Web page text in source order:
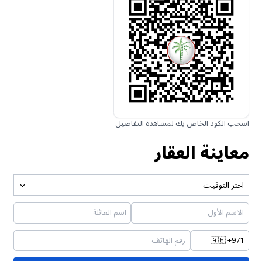
اسحب الكود الخاص بك لمشاهدة التفاصيل
معاينة العقار
اختر التوقيت
🇦🇪+971